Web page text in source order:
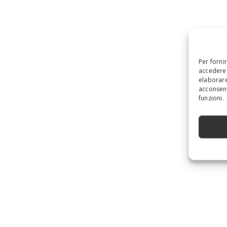
Per
funzioni.